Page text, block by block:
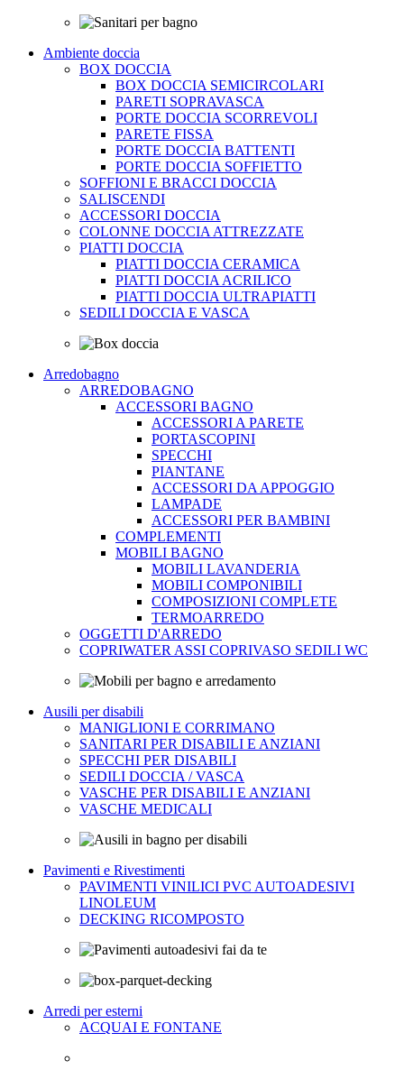
Ambiente doccia
BOX DOCCIA
BOX DOCCIA SEMICIRCOLARI
PARETI SOPRAVASCA
PORTE DOCCIA SCORREVOLI
PARETE FISSA
PORTE DOCCIA BATTENTI
PORTE DOCCIA SOFFIETTO
SOFFIONI E BRACCI DOCCIA
SALISCENDI
ACCESSORI DOCCIA
COLONNE DOCCIA ATTREZZATE
PIATTI DOCCIA
PIATTI DOCCIA CERAMICA
PIATTI DOCCIA ACRILICO
PIATTI DOCCIA ULTRAPIATTI
SEDILI DOCCIA E VASCA
Arredobagno
ARREDOBAGNO
ACCESSORI BAGNO
ACCESSORI A PARETE
PORTASCOPINI
SPECCHI
PIANTANE
ACCESSORI DA APPOGGIO
LAMPADE
ACCESSORI PER BAMBINI
COMPLEMENTI
MOBILI BAGNO
MOBILI LAVANDERIA
MOBILI COMPONIBILI
COMPOSIZIONI COMPLETE
TERMOARREDO
OGGETTI D'ARREDO
COPRIWATER ASSI COPRIVASO SEDILI WC
Ausili per disabili
MANIGLIONI E CORRIMANO
SANITARI PER DISABILI E ANZIANI
SPECCHI PER DISABILI
SEDILI DOCCIA / VASCA
VASCHE PER DISABILI E ANZIANI
VASCHE MEDICALI
Pavimenti e Rivestimenti
PAVIMENTI VINILICI PVC AUTOADESIVI
LINOLEUM
DECKING RICOMPOSTO
Arredi per esterni
ACQUAI E FONTANE